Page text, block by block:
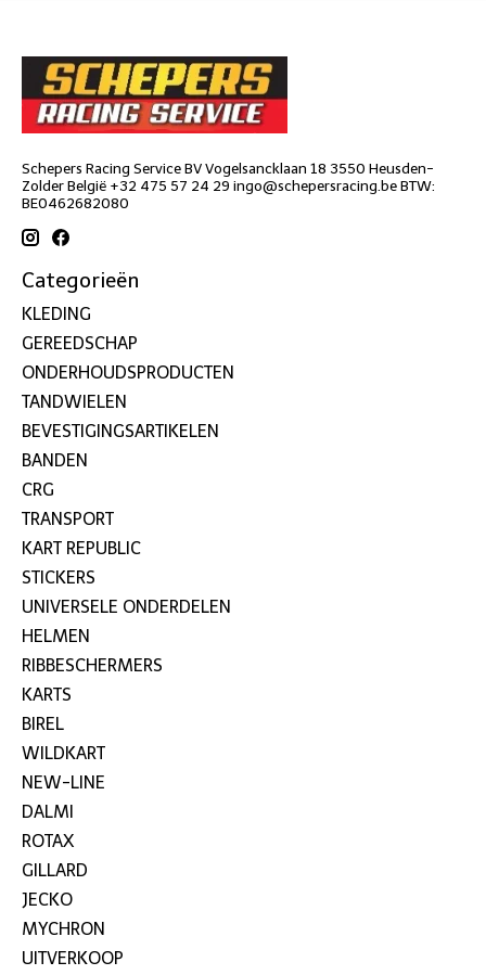
Schepers Racing Service BV Vogelsancklaan 18 3550 Heusden-
Zolder België +32 475 57 24 29 ingo@schepersracing.beBTW:
BE0462682080
Categorieën
KLEDING
GEREEDSCHAP
ONDERHOUDSPRODUCTEN
TANDWIELEN
BEVESTIGINGSARTIKELEN
BANDEN
CRG
TRANSPORT
KART REPUBLIC
STICKERS
UNIVERSELE ONDERDELEN
HELMEN
RIBBESCHERMERS
KARTS
BIREL
WILDKART
NEW-LINE
DALMI
ROTAX
GILLARD
JECKO
MYCHRON
UITVERKOOP